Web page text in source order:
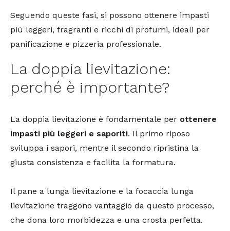
Seguendo queste fasi, si possono ottenere impasti
più leggeri, fragranti e ricchi di profumi, ideali per
panificazione e pizzeria professionale.
La doppia lievitazione:
perché è importante?
La doppia lievitazione è fondamentale per ottenere
impasti più leggeri e saporiti. Il primo riposo
sviluppa i sapori, mentre il secondo ripristina la
giusta consistenza e facilita la formatura.
Il pane a lunga lievitazione e la focaccia lunga
lievitazione traggono vantaggio da questo processo,
che dona loro morbidezza e una crosta perfetta.